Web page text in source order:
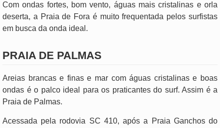
Com ondas fortes, bom vento, águas mais cristalinas e orla
deserta, a Praia de Fora é muito frequentada pelos surfistas
em busca da onda ideal.
PRAIA DE PALMAS
Areias brancas e finas e mar com águas cristalinas e boas
ondas é o palco ideal para os praticantes do surf. Assim é a
Praia de Palmas.
Acessada pela rodovia SC 410, após a Praia Ganchos do